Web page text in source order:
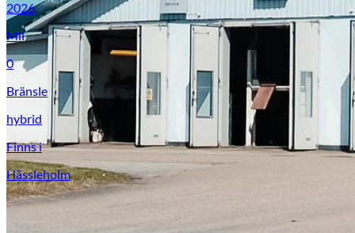
2026
Mil
0
Bränsle
hybrid
Finns i
Hässleholm